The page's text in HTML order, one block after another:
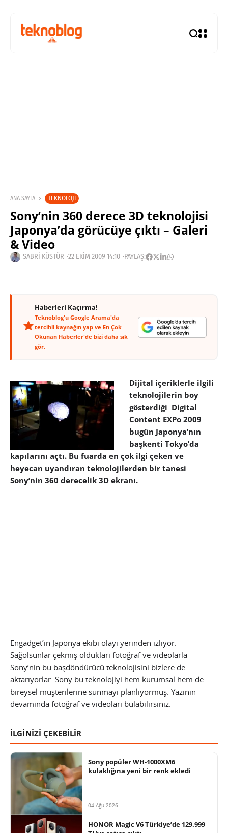
ANA SAYFA TEKNOLOJI
Sony’nin 360 derece 3D teknolojisi
Japonya’da görücüye çıktı – Galeri
& Video
SABRI KÜSTÜR 22 EKIM 2009 14:10 PAYLAŞ:
Haberleri Kaçırma!
Teknoblog'u Google Arama'da
tercihli kaynağın yap ve En Çok
Okunan Haberler'de bizi daha sık
gör.
Dijital içeriklerle ilgili
teknolojilerin boy
gösterdiği Digital
Content EXPo 2009
bugün Japonya’nın
başkenti Tokyo’da
kapılarını açtı. Bu fuarda en çok ilgi çeken ve
heyecan uyandıran teknolojilerden bir tanesi
Sony’nin 360 derecelik 3D ekranı.
Engadget’ın Japonya ekibi olayı yerinden izliyor.
Sağolsunlar çekmiş oldukları fotoğraf ve videolarla
Sony’nin bu başdöndürücü teknolojisini bizlere de
aktarıyorlar. Sony bu teknolojiyi hem kurumsal hem de
bireysel müşterilerine sunmayı planlıyormuş. Yazının
devamında fotoğraf ve videoları bulabilirsiniz.
İLGİNİZİ ÇEKEBİLİR
Sony popüler WH-1000XM6
kulaklığına yeni bir renk ekledi
04 Ağu 2026
HONOR Magic V6 Türkiye’de 129.999